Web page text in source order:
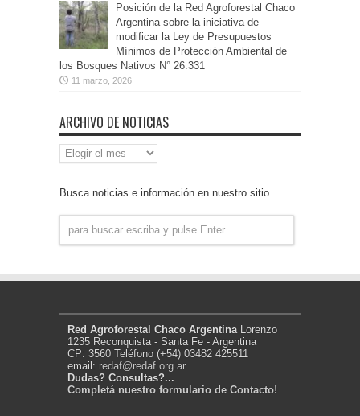
Posición de la Red Agroforestal Chaco
Argentina sobre la iniciativa de
modificar la Ley de Presupuestos
Mínimos de Protección Ambiental de
los Bosques Nativos N° 26.331
11 marzo, 2026
ARCHIVO DE NOTICIAS
Archivo
de
Busca noticias e información en nuestro sitio
Red Agroforestal Chaco Argentina Lorenzo
1235 Reconquista - Santa Fe - Argentina
CP: 3560 Teléfono (+54) 03482 425511
email: redaf@redaf.org.ar
Dudas? Consultas?...
Completá nuestro formulario de Contacto!